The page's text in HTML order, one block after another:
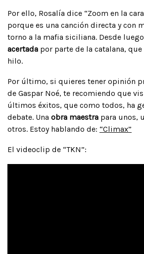
Por ello, Rosalía dice “Zoom en la
porque es una canción directa y con
torno a la mafia siciliana. Desde
acertada por parte de la catalana,
hilo.
Por último, si quieres tener opinión
de Gaspar Noé, te recomiendo que
últimos éxitos, que como todos, ha
debate. Una obra maestra para unos,
otros. Estoy hablando de: “Climax”
El videoclip de “TKN”: